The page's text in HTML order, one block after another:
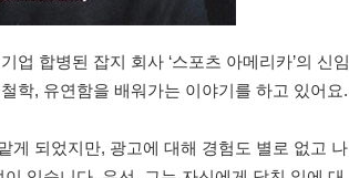
업 합병된 잡지 회사 ‘스포츠 아메리카’의 신임
학, 유연함을 배워가는 이야기를 하고 있어요.
게 되었지만, 광고에 대해 경험도 별로 없고 나